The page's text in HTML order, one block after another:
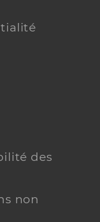
des
non